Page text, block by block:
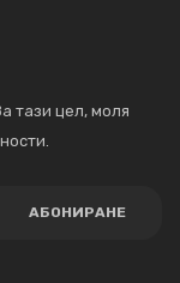
тази цел, моля
АБОНИРАНЕ